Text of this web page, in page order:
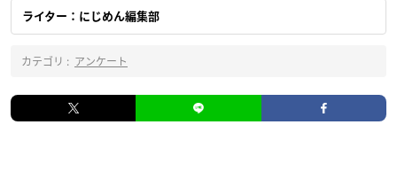
ライター：にじめん編集部
カテゴリ : アンケート